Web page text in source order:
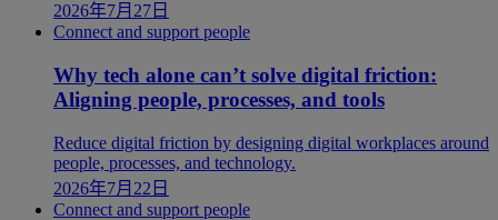
2026年7月27日
Connect and support people
Why tech alone can’t solve digital friction:
Aligning people, processes, and tools
Reduce digital friction by designing digital workplaces around
people, processes, and technology.
2026年7月22日
Connect and support people